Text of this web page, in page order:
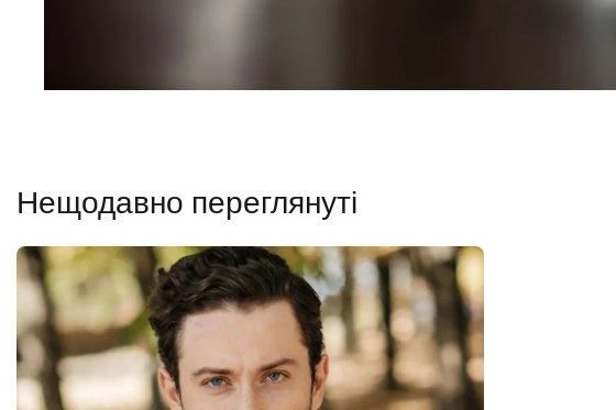
Нещодавно переглянуті